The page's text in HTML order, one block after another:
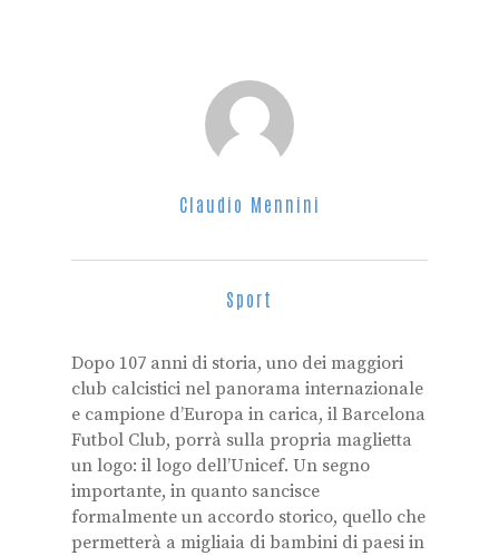
Claudio Mennini
Sport
Dopo 107 anni di storia, uno dei maggiori
club calcistici nel panorama internazionale
e campione d’Europa in carica, il Barcelona
Futbol Club, porrà sulla propria maglietta
un logo: il logo dell’Unicef. Un segno
importante, in quanto sancisce
formalmente un accordo storico, quello che
permetterà a migliaia di bambini di paesi in